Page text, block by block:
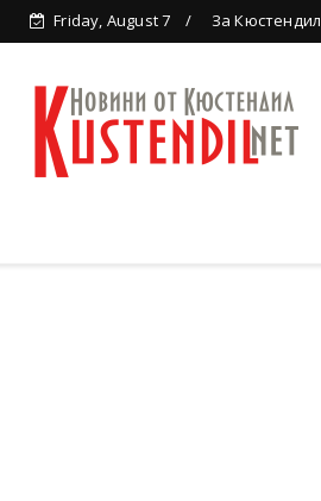
Friday, August 7 За Кюстендил